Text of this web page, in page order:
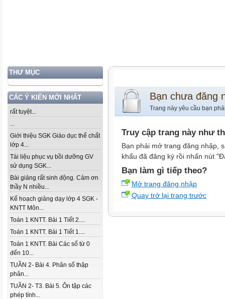
THƯ MỤC
CÁC Ý KIẾN MỚI NHẤT
rất tuyệt...
...
Giới thiệu SGK Giáo dục thể chất
lớp 4...
Tài liệu phục vụ bồi dưỡng GV
sử dụng SGK...
Bài giảng rất sinh động. Cảm ơn
thầy N nhiều...
Kế hoạch giảng dạy lớp 4 SGK -
KNTT Môn...
Toán 1 KNTT. Bài 1 Tiết 2....
Toán 1 KNTT. Bài 1 Tiết 1....
Toán 1 KNTT. Bài Các số từ 0
đến 10...
TUẦN 2- Bài 4. Phân số thập
phân...
TUẦN 2- T3. Bài 5. Ôn tập các
phép tính...
Bạn chưa đăng
Trang này yêu cầu bạn
Truy cập trang này như
Bạn phải mở trang đăng nhập,
khẩu đã đăng ký rồi nhấn nút
Bạn làm gì tiếp theo?
Mở trang đăng nhập
Quay trở lại trang trước